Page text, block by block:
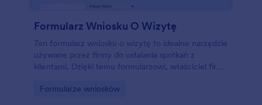
Formularz Wniosku O Wizytę
Ten formularz wniosku o wizytę to idealne narzędzie
używane przez firmy do ustalania spotkań z
klientami. Dzięki temu formularzowi, właściciel firmy
pobierane w ustrukturyzowanym formacie, co
Go to Category:
Formularze wniosków